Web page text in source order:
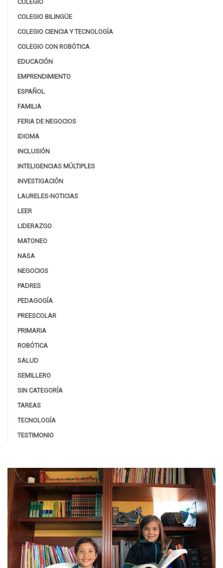
COLEGIO
COLEGIO BILINGÜE
COLEGIO CIENCIA Y TECNOLOGÍA
COLEGIO CON ROBÓTICA
EDUCACIÓN
EMPRENDIMIENTO
ESPAÑOL
FAMILIA
FERIA DE NEGOCIOS
IDIOMA
INCLUSIÓN
INTELIGENCIAS MÚLTIPLES
INVESTIGACIÓN
LAURELES-NOTICIAS
LEER
LIDERAZGO
MATONEO
NASA
NEGOCIOS
PADRES
PEDAGOGÍA
PREESCOLAR
PRIMARIA
ROBÓTICA
SALUD
SEMILLERO
SIN CATEGORÍA
TAREAS
TECNOLOGÍA
TESTIMONIO